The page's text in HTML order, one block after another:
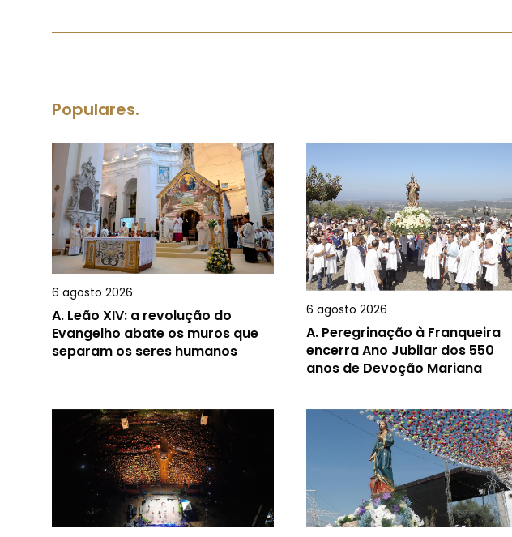
Populares.
6 agosto 2026
A. Leão XIV: a revolução do
Evangelho abate os muros que
separam os seres humanos
6 agosto 2026
A. Peregrinação à Franqueira
encerra Ano Jubilar dos 550
anos de Devoção Mariana